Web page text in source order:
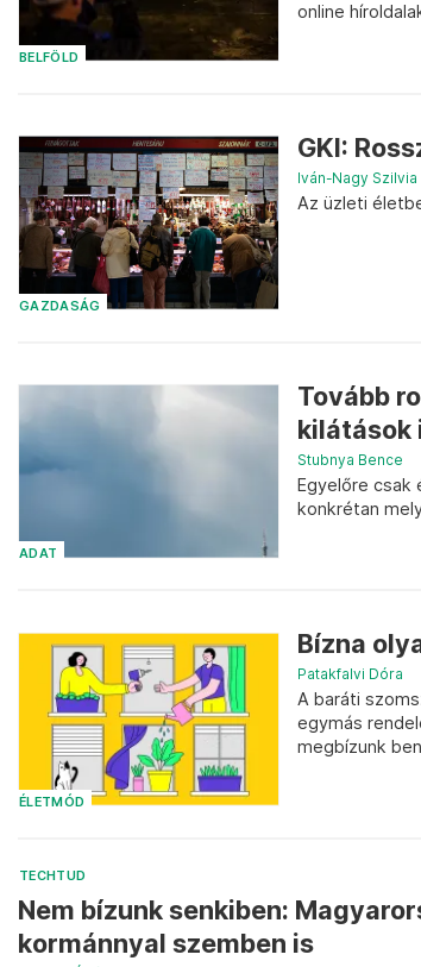
BELFÖLD
online
GAZDASÁG
GKI:
Iván-Nagy Szilvia
Az üzleti
ADAT
Tovább
kilátások
Stubnya Bence
Egyelőre csak
konkrétan
ÉLETMÓD
Bízna
Patakfalvi Dóra
A baráti
egymás
megbízunk
TECHTUD
Nem bízunk senkiben:
kormánnyal szemben is